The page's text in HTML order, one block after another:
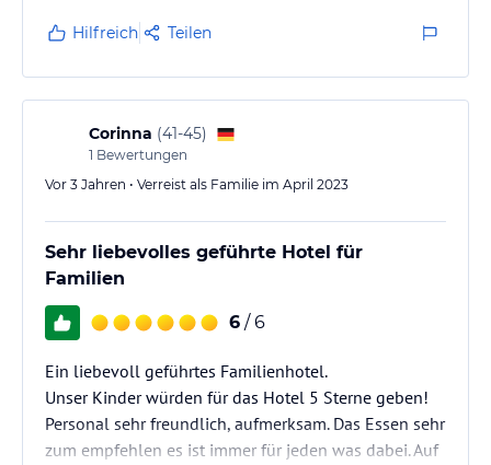
Hilfreich Teilen
Corinna (41-45)
1 Bewertungen
Vor 3 Jahren • Verreist als Familie im April 2023
Sehr liebevolles geführte Hotel für
Familien
6 / 6
Ein liebevoll geführtes Familienhotel.
Unser Kinder würden für das Hotel 5 Sterne geben!
Personal sehr freundlich, aufmerksam. Das Essen sehr
zum empfehlen es ist immer für jeden was dabei. Auf